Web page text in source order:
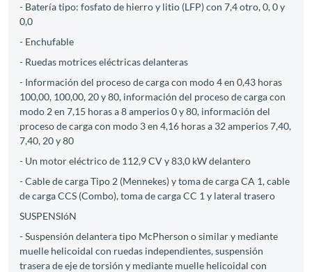
- Batería tipo: fosfato de hierro y litio (LFP) con 7,4 otro, 0, 0 y
0,0
- Enchufable
- Ruedas motrices eléctricas delanteras
- Información del proceso de carga con modo 4 en 0,43 horas
100,00, 100,00, 20 y 80, información del proceso de carga con
modo 2 en 7,15 horas a 8 amperios 0 y 80, información del
proceso de carga con modo 3 en 4,16 horas a 32 amperios 7,40,
7,40, 20 y 80
- Un motor eléctrico de 112,9 CV y 83,0 kW delantero
- Cable de carga Tipo 2 (Mennekes) y toma de carga CA 1, cable
de carga CCS (Combo), toma de carga CC 1 y lateral trasero
SUSPENSIóN
- Suspensión delantera tipo McPherson o similar y mediante
muelle helicoidal con ruedas independientes, suspensión
trasera de eje de torsión y mediante muelle helicoidal con